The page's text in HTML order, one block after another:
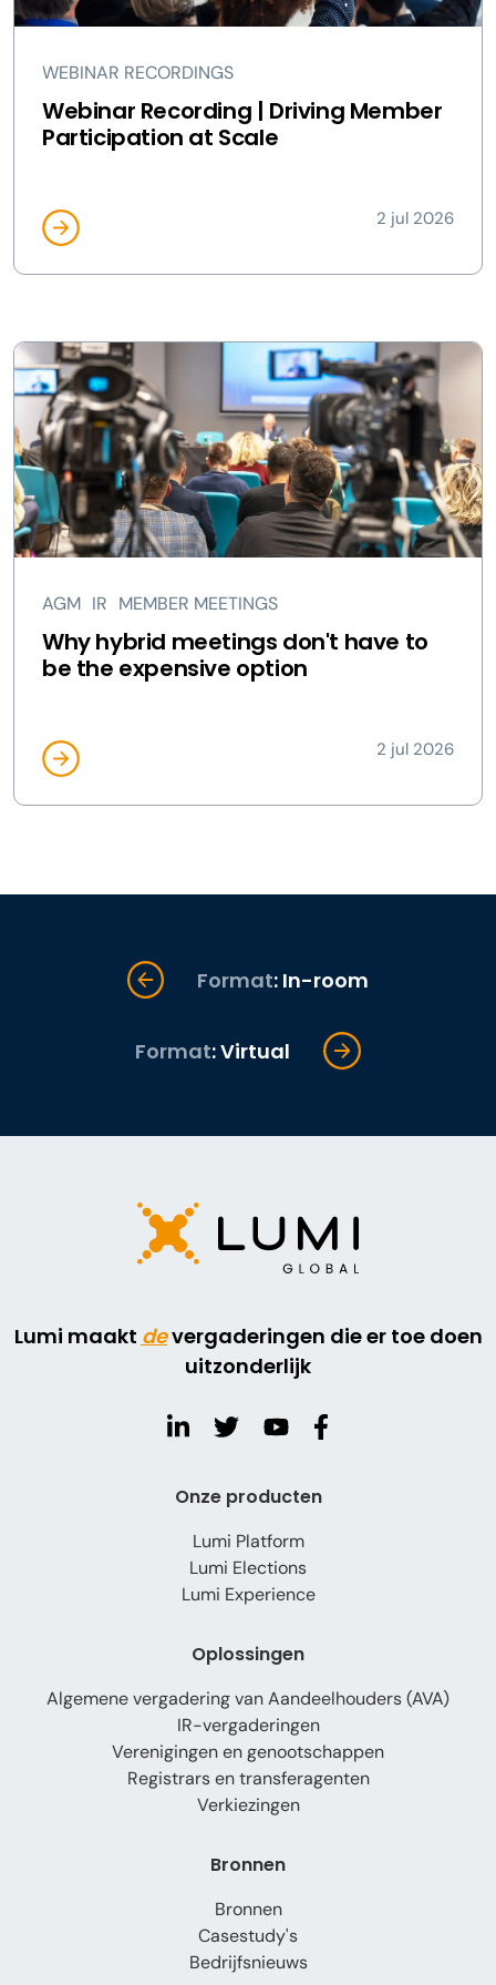
WEBINAR RECORDINGS
Webinar Recording | Driving Member
Participation at Scale
2 jul 2026
AGM IR MEMBER MEETINGS
Why hybrid meetings don't have to
be the expensive option
2 jul 2026
Format: In-room
Format: Virtual
Lumi maakt devergaderingen die er toe doen
uitzonderlijk
Onze producten
Lumi Platform
Lumi Elections
Lumi Experience
Oplossingen
Algemene vergadering van Aandeelhouders (AVA)
IR-vergaderingen
Verenigingen en genootschappen
Registrars en transferagenten
Verkiezingen
Bronnen
Bronnen
Casestudy's
Bedrijfsnieuws